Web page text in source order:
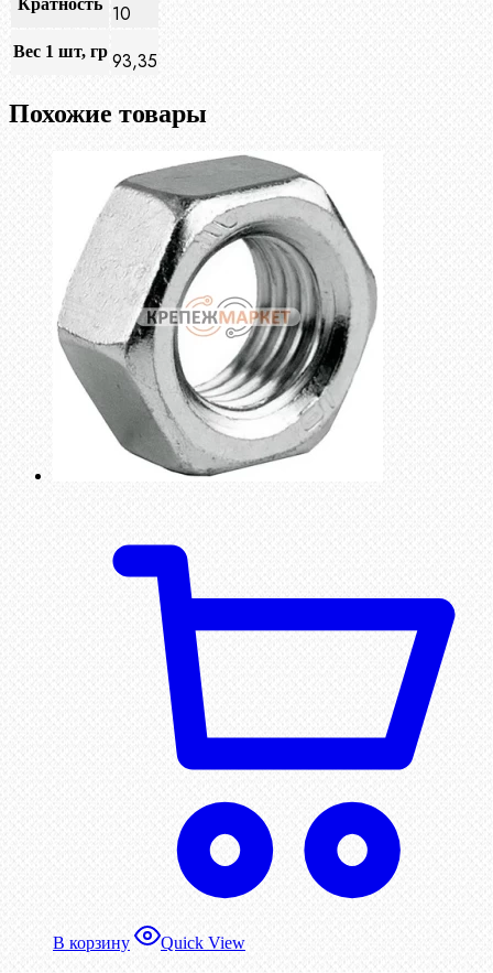
Кратность 10
Вес 1 шт, гр 93,35
Похожие товары
В корзину Quick View